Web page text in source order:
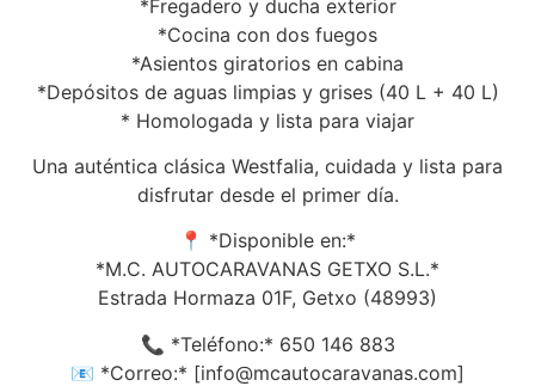
*Fregadero y ducha exterior
*Cocina con dos fuegos
*Asientos giratorios en cabina
*Depósitos de aguas limpias y grises (40 L + 40 L)
* Homologada y lista para viajar
Una auténtica clásica Westfalia, cuidada y lista para
disfrutar desde el primer día.
📍 *Disponible en:*
*M.C. AUTOCARAVANAS GETXO S.L.*
Estrada Hormaza 01F, Getxo (48993)
📞 *Teléfono:* 650 146 883
📧 *Correo:* [info@mcautocaravanas.com]